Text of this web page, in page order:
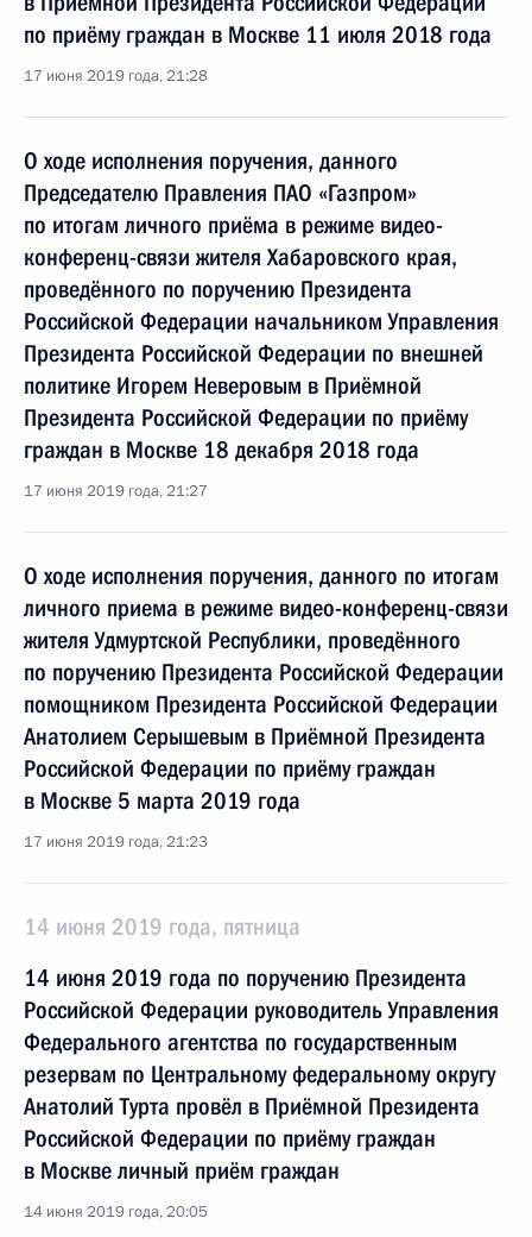
по приёму граждан в Москве 11 июля 2018 года
17 июня 2019 года, 21:28
О ходе исполнения поручения, данного
Председателю Правления ПАО «Газпром»
по итогам личного приёма в режиме видео-
конференц-связи жителя Хабаровского края,
проведённого по поручению Президента
Российской Федерации начальником Управления
Президента Российской Федерации по внешней
политике Игорем Неверовым в Приёмной
Президента Российской Федерации по приёму
граждан в Москве 18 декабря 2018 года
17 июня 2019 года, 21:27
О ходе исполнения поручения, данного по итогам
личного приема в режиме видео-конференц-связи
жителя Удмуртской Республики, проведённого
по поручению Президента Российской Федерации
помощником Президента Российской Федерации
Анатолием Серышевым в Приёмной Президента
Российской Федерации по приёму граждан
в Москве 5 марта 2019 года
17 июня 2019 года, 21:23
14 июня 2019 года, пятница
14 июня 2019 года по поручению Президента
Российской Федерации руководитель Управления
Федерального агентства по государственным
резервам по Центральному федеральному округу
Анатолий Турта провёл в Приёмной Президента
Российской Федерации по приёму граждан
в Москве личный приём граждан
14 июня 2019 года, 20:05